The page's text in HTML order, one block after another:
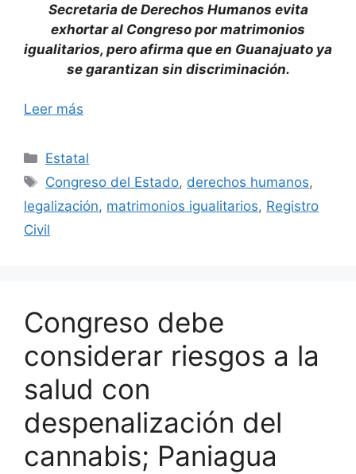
Secretaria de Derechos Humanos evita
exhortar al Congreso por matrimonios
igualitarios, pero afirma que en Guanajuato ya
se garantizan sin discriminación.
Leer más
Categorías
Estatal
Etiquetas
Congreso del Estado, derechos humanos,
legalización, matrimonios igualitarios, Registro
Civil
Congreso debe
considerar riesgos a la
salud con
despenalización del
cannabis; Paniagua